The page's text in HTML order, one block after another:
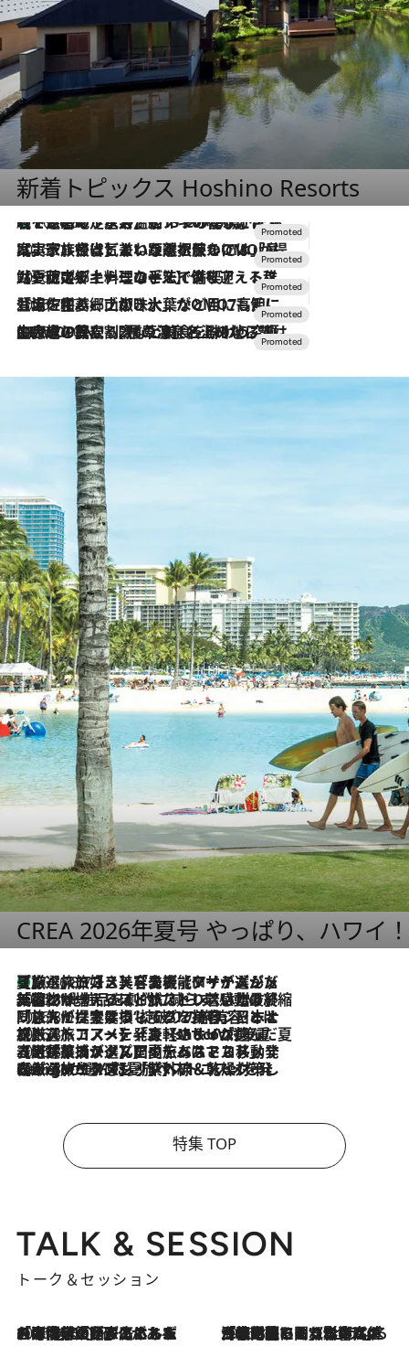
新着トピックス Hoshino Resorts
2026.8.7
【トンボの足水浴】ヒノキの香りに包まれて涼感マックス！約13℃の湧水かけ流しを避暑地「星野温泉 トンボの湯」で体験
2026.7.31
【ホテル帰省】という選択肢をOMOが提案。家族とほどよい距離を保つには「昼は実家、夜は気兼ねなくホテルで！」
2026.7.24
【夏限定ディナーコース】旬を迎える稚鮎や花ズッキーニなどをイタリア・トスカーナの郷土料理の手法で満喫！
2026.7.17
「土佐和ハーブかき氷」がOMO7高知に登場！生姜、山椒、大葉など目にも舌にも涼を呼ぶ郷土の味
2026.7.10
NEW OPEN！【界 草津】名湯の地に誕生。趣の異なる2種の温泉と上州ならではの会席・蕎麦割烹など美食を味わう究極の癒やし旅
CREA 2026年夏号 やっぱり、ハワイ
2026.8.7
【厳選旅コスメ】「多機能アイテムがメイン！」旅好き美容エディターが選んだ夏旅ベストコスメを発表【Mサイズジップ】
2026.8.6
「荷物が増えるほど旅ストレスは増す」美容ジャーナリストがたどり着いた最終結論。“化粧品を劇的に減らす”感動の凝縮美容とは
2026.8.6
「旅先には金髪ウィッグを持参」日本と同じメイクでは損してる!? 美容ジャーナリストが提案する“掟破りの旅美容”とは
2026.8.6
【厳選旅コスメ】「身軽さ＆UV対策重視！」ヘアアーティストshucoが選んだ夏旅ベストコスメを発表【Mサイズジップ】
2026.8.5
【厳選旅コスメ】国内をあちこち移動する河井菜摘が選んだ夏旅ベストコスメ発表！「リラックスアイテムはマスト」【Mサイズジップ】
2026.8.4
【厳選旅コスメ】「紫外線＆乾燥対策しながらメイク感も！」ヘア＆メイクGeorgeが選んだ夏旅ベストコスメを発表！【Mサイズジップ】
特集 TOP
TALK & SESSION
トーク＆セッション
2026.8.3
「今後値上げがあるとすれば…」「リスクがあるのは今年の冬」エネルギー専門家が語る、ホルムズ海峡封鎖が家庭にもたらす“ある心配” 2026.8.3
「住宅建てられない…」「サーチャージ料の高値が続いている」ホルムズ海峡封鎖による影響はいつまで続く？《エネルギー専門家に聞く“どうなる日本の暮らし”》